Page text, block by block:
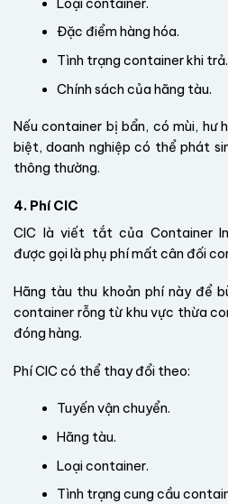
Loại container.
Đặc điểm hàng hóa.
Tình trạng container khi trả.
Chính sách của hãng tàu.
Nếu container bị bẩn, có mùi, hư
biệt, doanh nghiệp có thể phát
thông thường.
4. Phí CIC
CIC là viết tắt của Container
được gọi là phụ phí mất cân đối
Hãng tàu thu khoản phí này để
container rỗng từ khu vực thừa
đóng hàng.
Phí CIC có thể thay đổi theo:
Tuyến vận chuyển.
Hãng tàu.
Loại container.
Tình trạng cung cầu